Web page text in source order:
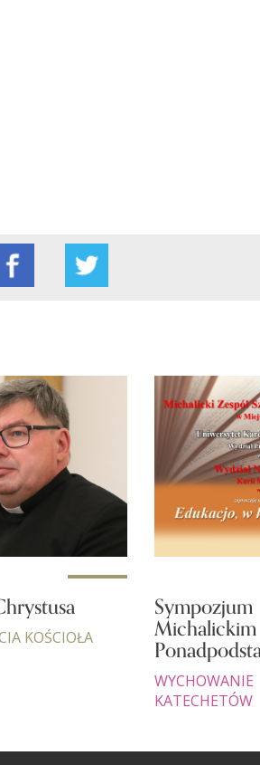
KOŚCIOŁA
WYCHOWANIE
KATECHETÓW